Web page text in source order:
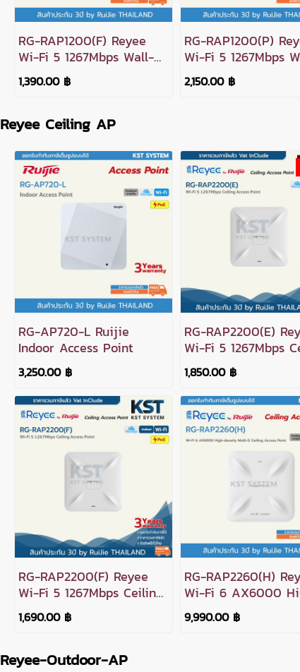
RG-RAP1200(F) Reyee
Wi-Fi 5 1267Mbps Wall-
mounted Access Point
1,390.00 ฿
RG-RAP1200(P)
Wi-Fi 5 1267Mbps
mounted Access
2,150.00 ฿
Reyee Ceiling AP
RG-AP720-L Ruijie
Indoor Access Point
3,250.00 ฿
RG-RAP2200(E)
Wi-Fi 5 1267Mbps
Access Point
1,850.00 ฿
RG-RAP2200(F) Reyee
Wi-Fi 5 1267Mbps Ceiling
Access Point
1,690.00 ฿
RG-RAP2260(H)
Wi-Fi 6 AX6000
density Multi-G
Access Point
9,990.00 ฿
Reyee-Outdoor-AP